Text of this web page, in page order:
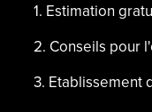
1. Estimation
2. Conseils pour
3. Etablissement